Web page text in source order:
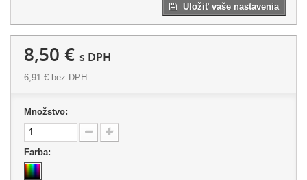
Uložiť vaše nastavenia
8,50 € s DPH
6,91 € bez DPH
Množstvo:
Farba: